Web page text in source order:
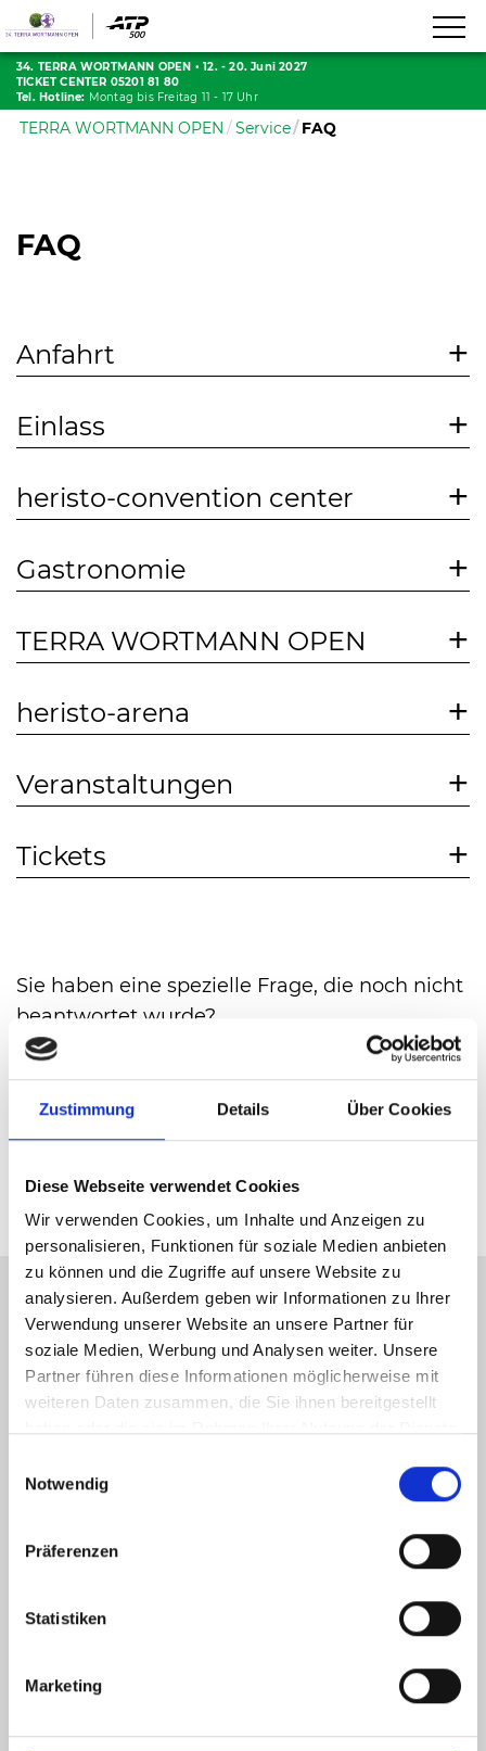
Zustimmung Details Über Cookies
Diese Webseite verwendet Cookies
Wir verwenden Cookies, um Inhalte und Anzeigen zu
personalisieren, Funktionen für soziale Medien anbieten
zu können und die Zugriffe auf unsere Website zu
analysieren. Außerdem geben wir Informationen zu Ihrer
Verwendung unserer Website an unsere Partner für
soziale Medien, Werbung und Analysen weiter. Unsere
Partner führen diese Informationen möglicherweise mit
weiteren Daten zusammen, die Sie ihnen bereitgestellt
Notwendig
Präferenzen
Statistiken
Marketing
34. TERRA WORTMANN OPEN • 12. - 20. Juni 2027
TICKET CENTER 05201 81 80
Tel. Hotline: Montag bis Freitag 11 - 17 Uhr
TERRA WORTMANN OPEN Service FAQ
FAQ
Anfahrt
Einlass
heristo-convention center
Gastronomie
TERRA WORTMANN OPEN
heristo-arena
Veranstaltungen
Tickets
Sie haben eine spezielle Frage, die noch nicht
beantwortet wurde?
Ticket Hotline 05201 81 80 oder
karten@heristo-arena.nrw
VIP
NEWS